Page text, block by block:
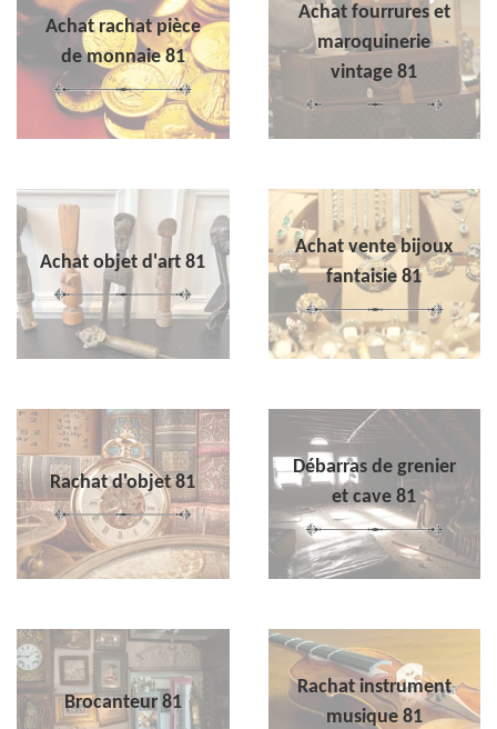
Achat rachat pièce
de monnaie 81
Achat fourrures et
maroquinerie
vintage 81
Achat objet d'art 81
Achat vente bijoux
fantaisie 81
Rachat d'objet 81
Débarras de grenier
et cave 81
Brocanteur 81
Rachat instrument
musique 81